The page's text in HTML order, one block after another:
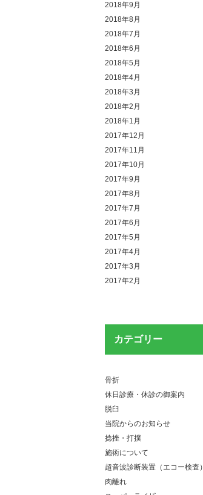
2018年9月
2018年8月
2018年7月
2018年6月
2018年5月
2018年4月
2018年3月
2018年2月
2018年1月
2017年12月
2017年11月
2017年10月
2017年9月
2017年8月
2017年7月
2017年6月
2017年5月
2017年4月
2017年3月
2017年2月
カテゴリー
骨折
休日診療・休診の御案内
脱臼
当院からのお知らせ
捻挫・打撲
施術について
超音波診断装置（エコー検査）
肉離れ